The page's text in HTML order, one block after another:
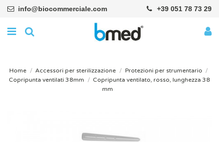
info@biocommerciale.com +39 051 78 73 29
Home Accessori per sterilizzazione
Protezioni per strumentario
Copripunta ventilati 38mm
Copripunta ventilato, rosso, lunghezza 38
mm